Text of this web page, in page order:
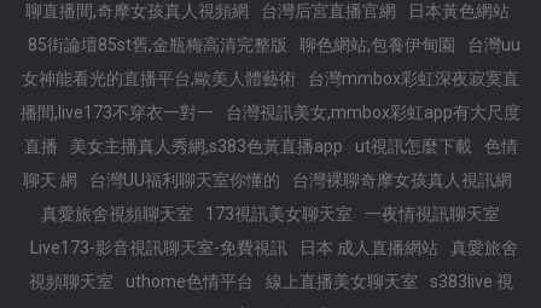
聊直播間,奇摩女孩真人視頻網
台灣后宮直播官網
日本黃色網站
85街論壇85st舊,金瓶梅高清完整版
聊色網站,包養伊甸園
台灣uu
女神能看光的直播平台,歐美人體藝術
台灣mmbox彩虹深夜寂寞直
播間,live173不穿衣一對一
台灣視訊美女,mmbox彩虹app有大尺度
直播
美女主播真人秀網,s383色黃直播app ut視訊怎麼下載
色情
聊天 網
台灣UU福利聊天室你懂的
台灣裸聊奇摩女孩真人視訊網
真愛旅舍視頻聊天室
173視訊美女聊天室
一夜情視訊聊天室
Live173-影音視訊聊天室-免費視訊
日本 成人直播網站
真愛旅舍
視頻聊天室
uthome色情平台 線上直播美女聊天室
s383live 視